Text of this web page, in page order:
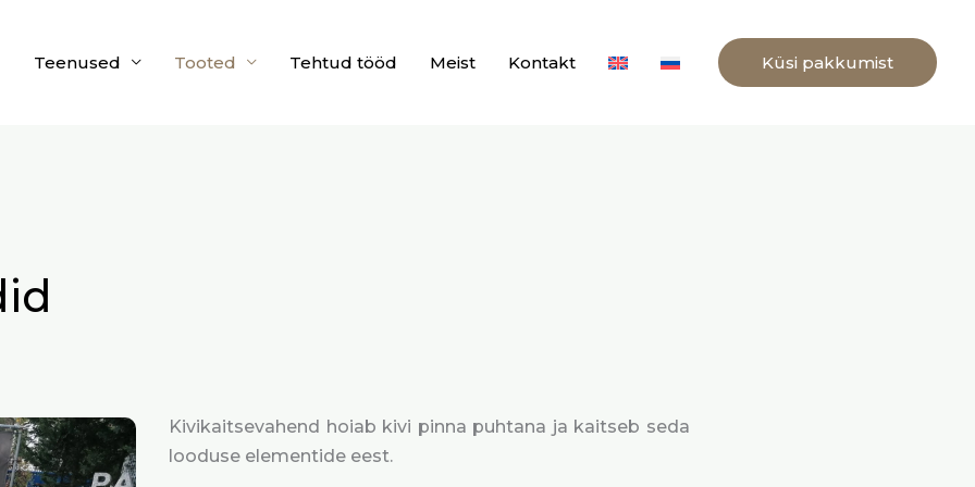
Teenused Tooted Tehtud tööd Meist Kontakt Küsi pakkumist
Kivikaitsevahend hoiab kivi pinna puhtana ja kaitseb seda
looduse elementide eest.